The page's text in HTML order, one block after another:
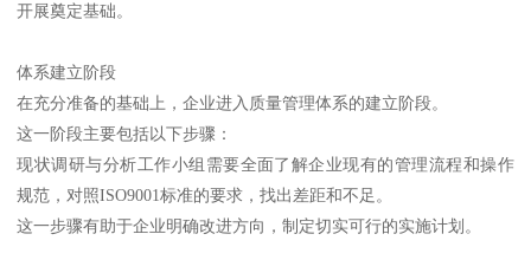
开展奠定基础。
体系建立阶段
在充分准备的基础上，企业进入质量管理体系的建立阶段。
这一阶段主要包括以下步骤：
现状调研与分析工作小组需要全面了解企业现有的管理流程和操作
规范，对照ISO9001标准的要求，找出差距和不足。
这一步骤有助于企业明确改进方向，制定切实可行的实施计划。